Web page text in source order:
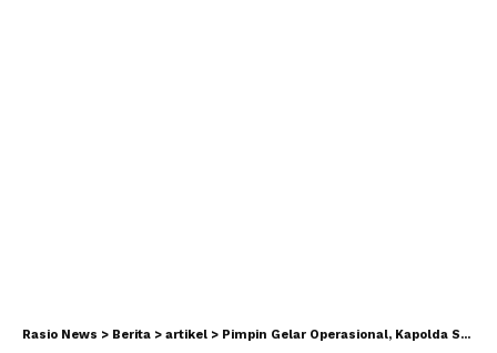
Rasio News > Berita > artikel > Pimpin Gelar Operasional, Kapolda Sulteng Tekankan Kesiapan dan Soliditas di Pilkada 2024